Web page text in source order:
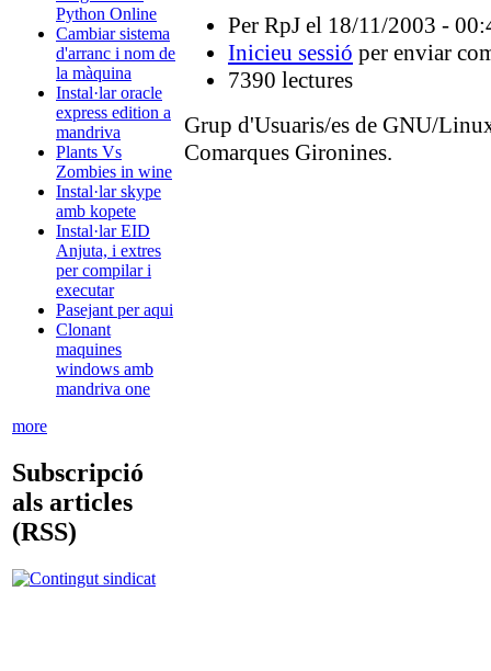
Python Online
Cambiar sistema
d'arranc i nom de
la màquina
Instal·lar oracle
express edition a
mandriva
Plants Vs
Zombies in wine
Instal·lar skype
amb kopete
Instal·lar EID
Anjuta, i extres
per compilar i
executar
Pasejant per aqui
Clonant
maquines
windows amb
mandriva one
more
Subscripció
als articles
(RSS)
Per RpJ el 18/11/2003 -
Inicieu sessió per enviar
7390 lectures
Grup d'Usuaris/es de GNU/
Comarques Gironines.